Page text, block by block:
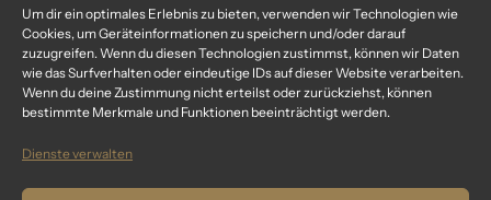
Um dir ein optimales Erlebnis zu bieten, verwenden wir Technologien wie
Cookies, um Geräteinformationen zu speichern und/oder darauf
zuzugreifen. Wenn du diesen Technologien zustimmst, können wir Daten
wie das Surfverhalten oder eindeutige IDs auf dieser Website verarbeiten.
Wenn du deine Zustimmung nicht erteilst oder zurückziehst, können
bestimmte Merkmale und Funktionen beeinträchtigt werden.
Dienste verwalten
Fragen? Wir sind für dich da:
Telefon: +49 9561 401 34 90
Email: info@glaswunder.eu
Vertrag widerrufen